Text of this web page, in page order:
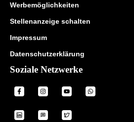
Werbemöglichkeiten
Stellenanzeige schalten
Impressum
Datenschutzerklärung
Soziale Netzwerke